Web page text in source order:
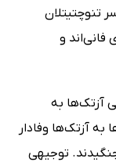
تنوچتیتلان
فانی‌اند و
آزتک‌ها به
به آزتک‌ها وفادار
جنگیدند. توجیهی